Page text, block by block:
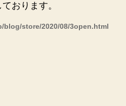
おります。
blog/store/2020/08/3open.html